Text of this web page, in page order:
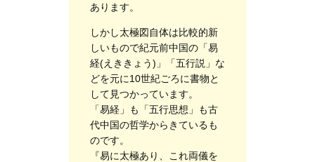
あります。
しかし太極図自体は比較的新
しいもので紀元前中国の「易
経(えききょう)」「五行説」な
どを元に10世紀ごろに書物と
して見つかっています。
「易経」も「五行思想」も古
代中国の哲学からきているも
のです。
『易に太極あり、これ両儀を